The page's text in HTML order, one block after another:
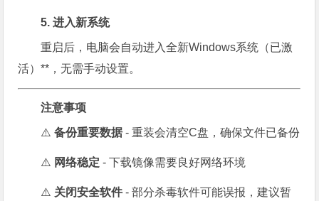
5. 进入新系统
重启后，电脑会自动进入全新Windows系统（已激
活）**，无需手动设置。
注意事项
⚠️备份重要数据- 重装会清空C盘，确保文件已备份
⚠️ 网络稳定 - 下载镜像需要良好网络环境
⚠️ 关闭安全软件- 部分杀毒软件可能误报，建议暂